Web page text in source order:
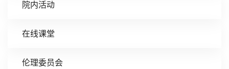
院内活动
在线课堂
伦理委员会